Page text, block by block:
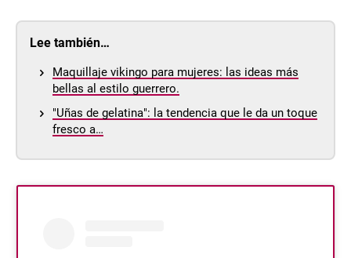
Lee también…
Maquillaje vikingo para mujeres: las ideas más
bellas al estilo guerrero.
"Uñas de gelatina": la tendencia que le da un toque
fresco a…